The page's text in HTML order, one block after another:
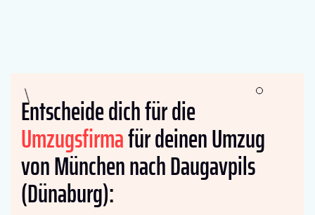
Entscheide dich für die
Umzugsfirmafür deinen Umzug
von München nach Daugavpils
(Dünaburg):